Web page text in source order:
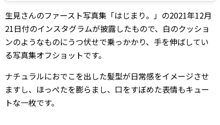
生見さんのファースト写真集「はじまり。」の2021年12月
21日付のインスタグラムが披露したもので、白のクッショ
ンのようなものにうつ伏せで乗っかかり、手を伸ばしてい
る写真集オフショットです。
ナチュラルにおでこを出した髪型が日常感をイメージさせ
ますし、ほっぺたを膨らまし、口をすぼめた表情もキュー
トな一枚です。